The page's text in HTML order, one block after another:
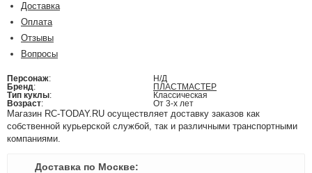
Доставка
Оплата
Отзывы
Вопросы
Персонаж:
Н/Д
Бренд:
ПЛАСТМАСТЕР
Тип куклы:
Классическая
Возраст: От 3-х лет
Магазин RC-TODAY.RU осуществляет доставку заказов как
собственной курьерской службой, так и различными транспортными
компаниями.
Доставка по Москве: